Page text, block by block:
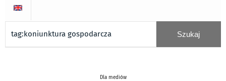
Dla mediów